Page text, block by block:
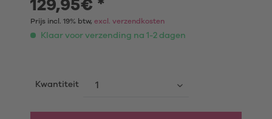
129,95€ *
Prijs incl. 19% btw, excl. verzendkosten
Klaar voor verzending na 1-2 dagen
Kwantiteit